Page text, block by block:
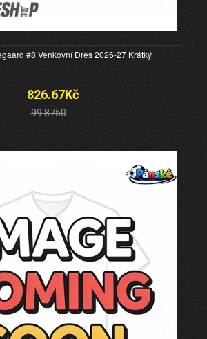
#8 Venkovní Dres 2026-27 Krátký
826.67Kč
99.8750